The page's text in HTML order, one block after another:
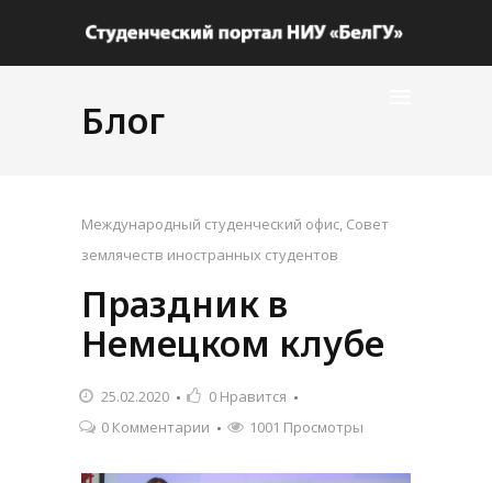
Блог
Международный студенческий офис, Совет
землячеств иностранных студентов
Праздник в
Немецком клубе
25.02.2020 0 Нравится
0 Комментарии
1001 Просмотры